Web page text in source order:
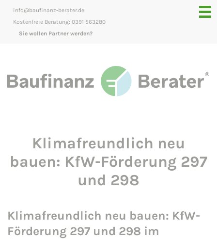
info@baufinanz-berater.de
Kostenfreie Beratung: 0391 563280
Sie wollen Partner werden?
Klimafreundlich neu
bauen: KfW-Förderung 297
und 298
Klimafreundlich neu bauen: KfW-
Förderung 297 und 298 im